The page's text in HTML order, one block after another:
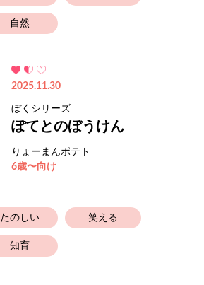
自然
2025.11.30
ぼくシリーズ
ぽてとのぼうけん
りょーまんポテト
6歳〜向け
たのしい 笑える
知育